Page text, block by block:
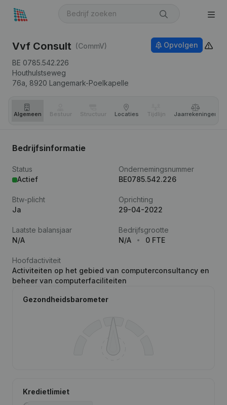
Vvf Consult (CommV)
BE 0785.542.226
Houthulstseweg
76a, 8920 Langemark-Poelkapelle
Opvolgen
Algemeen Bestuur Structuur Locaties Tijdlijn Jaar­rekeningen
Bedrijfsinformatie
Status
Actief
Ondernemingsnummer
BE0785.542.226
Btw-plicht
Ja
Oprichting
29-04-2022
Laatste balansjaar
N/A
Bedrijfsgrootte
N/A
0 FTE
Hoofdactiviteit
Activiteiten op het gebied van computerconsultancy en
beheer van computerfaciliteiten
Gezondheidsbarometer
Kredietlimiet